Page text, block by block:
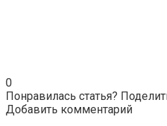
0
Понравилась статья?
Добавить комментарий